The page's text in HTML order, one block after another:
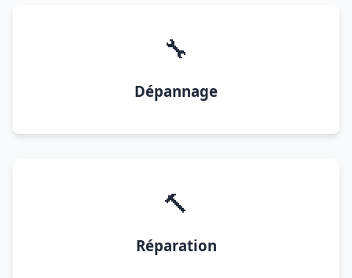
🔧
Dépannage
🔨
Réparation